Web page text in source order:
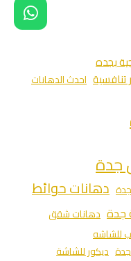
بجده
احدث الدهانات
جدة
دهانات حوائط
جدة دهانات شقق
للشاشه
ديكور للشاشة